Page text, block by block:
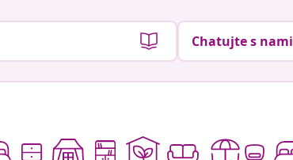
Chatujte s nami